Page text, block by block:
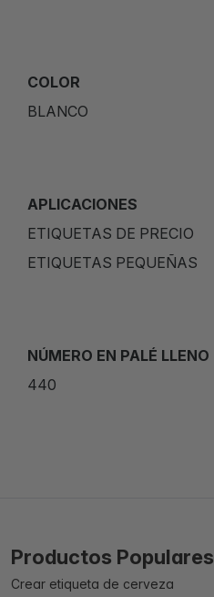
COLOR
BLANCO
APLICACIONES
ETIQUETAS DE PRECIO
ETIQUETAS PEQUEÑAS
NÚMERO EN PALÉ LLENO
440
Productos Populares
Crear etiqueta de cerveza